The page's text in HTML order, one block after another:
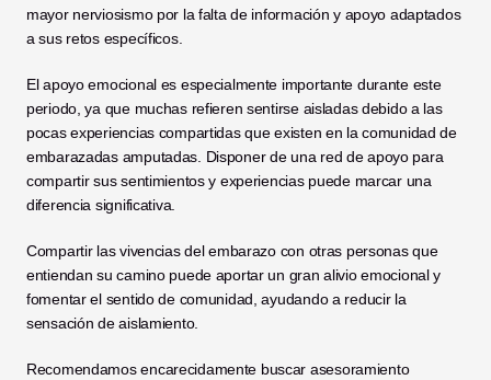
mayor nerviosismo por la falta de información y apoyo adaptados
a sus retos específicos.
El apoyo emocional es especialmente importante durante este
periodo, ya que muchas refieren sentirse aisladas debido a las
pocas experiencias compartidas que existen en la comunidad de
embarazadas amputadas. Disponer de una red de apoyo para
compartir sus sentimientos y experiencias puede marcar una
diferencia significativa.
Compartir las vivencias del embarazo con otras personas que
entiendan su camino puede aportar un gran alivio emocional y
fomentar el sentido de comunidad, ayudando a reducir la
sensación de aislamiento.
Recomendamos encarecidamente buscar asesoramiento